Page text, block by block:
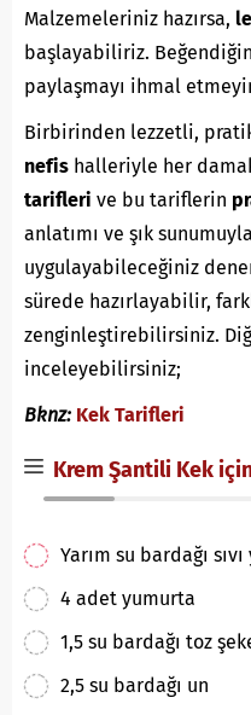
Malzemeleriniz hazırsa,
başlayabiliriz.
paylaşmayı ihmal
Birbirinden lezzetli,
nefis halleriyle her
tarifleri ve bu tariflerin
anlatımı ve şık
uygulayabileceğiniz
sürede hazırlayabilir,
zenginleştirebilirsiniz.
inceleyebilirsiniz;
Bknz: Kek Tarifleri
Krem Şantili Kek
Yarım su bardağı sıvı
4 adet yumurta
1,5 su bardağı toz
2,5 su bardağı un